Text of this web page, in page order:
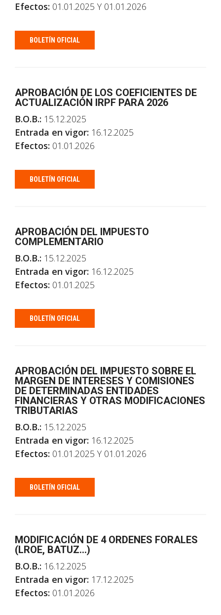
Efectos: 01.01.2025 Y 01.01.2026
BOLETÍN OFICIAL
APROBACIÓN DE LOS COEFICIENTES DE
ACTUALIZACIÓN IRPF PARA 2026
B.O.B.: 15.12.2025
Entrada en vigor: 16.12.2025
Efectos: 01.01.2026
BOLETÍN OFICIAL
APROBACIÓN DEL IMPUESTO
COMPLEMENTARIO
B.O.B.: 15.12.2025
Entrada en vigor: 16.12.2025
Efectos: 01.01.2025
BOLETÍN OFICIAL
APROBACIÓN DEL IMPUESTO SOBRE EL
MARGEN DE INTERESES Y COMISIONES
DE DETERMINADAS ENTIDADES
FINANCIERAS Y OTRAS MODIFICACIONES
TRIBUTARIAS
B.O.B.: 15.12.2025
Entrada en vigor: 16.12.2025
Efectos: 01.01.2025 Y 01.01.2026
BOLETÍN OFICIAL
MODIFICACIÓN DE 4 ORDENES FORALES
(LROE, BATUZ…)
B.O.B.: 16.12.2025
Entrada en vigor: 17.12.2025
Efectos: 01.01.2026